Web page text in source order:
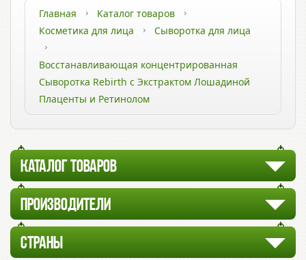
Главная
Каталог товаров
Косметика для лица
Сыворотка для лица
Восстанавливающая концентрированная
Сыворотка Rebirth с Экстрактом Лошадиной
Плаценты и Ретинолом
КАТАЛОГ ТОВАРОВ
ПРОИЗВОДИТЕЛИ
СТРАНЫ